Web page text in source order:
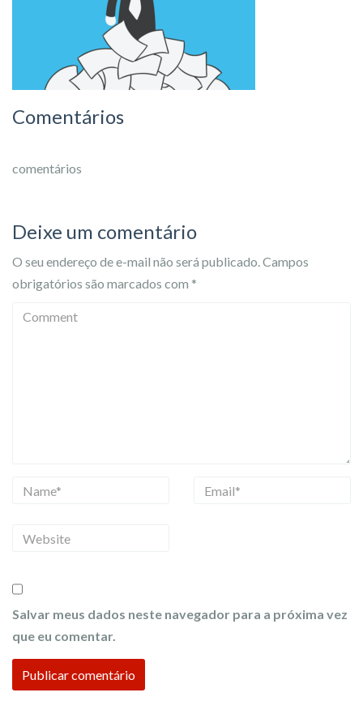
Comentários
comentários
Deixe um comentário
O seu endereço de e-mail não será publicado.Campos
obrigatórios são marcados com *
W
s
i
t
e
Salvar meus dados neste navegador para a próxima vez
que eu comentar.